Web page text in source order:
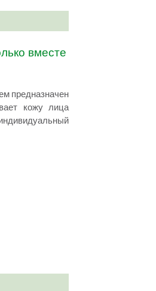
вместе
предназначен
кожу лица